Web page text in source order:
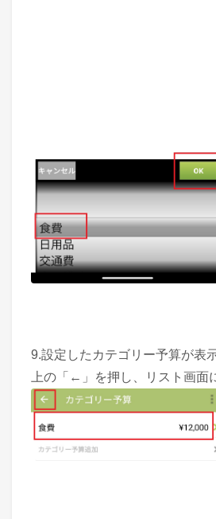
9.設定したカテゴリー予算が表
上の「←」を押し、リスト画面